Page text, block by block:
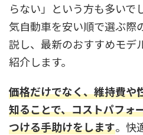
らない」という方も多いで
気自動車を安い順で選ぶ際
説し、最新のおすすめモデ
紹介します。
価格だけでなく、維持費や
知ることで、コストパフォ
つける手助けをします。快